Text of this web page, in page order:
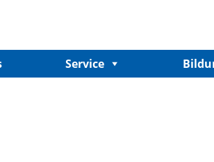
Service